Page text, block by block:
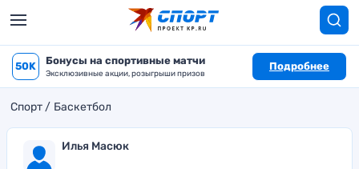
50K Бонусы на спортивные матчи
Эксклюзивные акции, розыгрыши призов
Подробнее
Спорт Баскетбол
Илья Масюк